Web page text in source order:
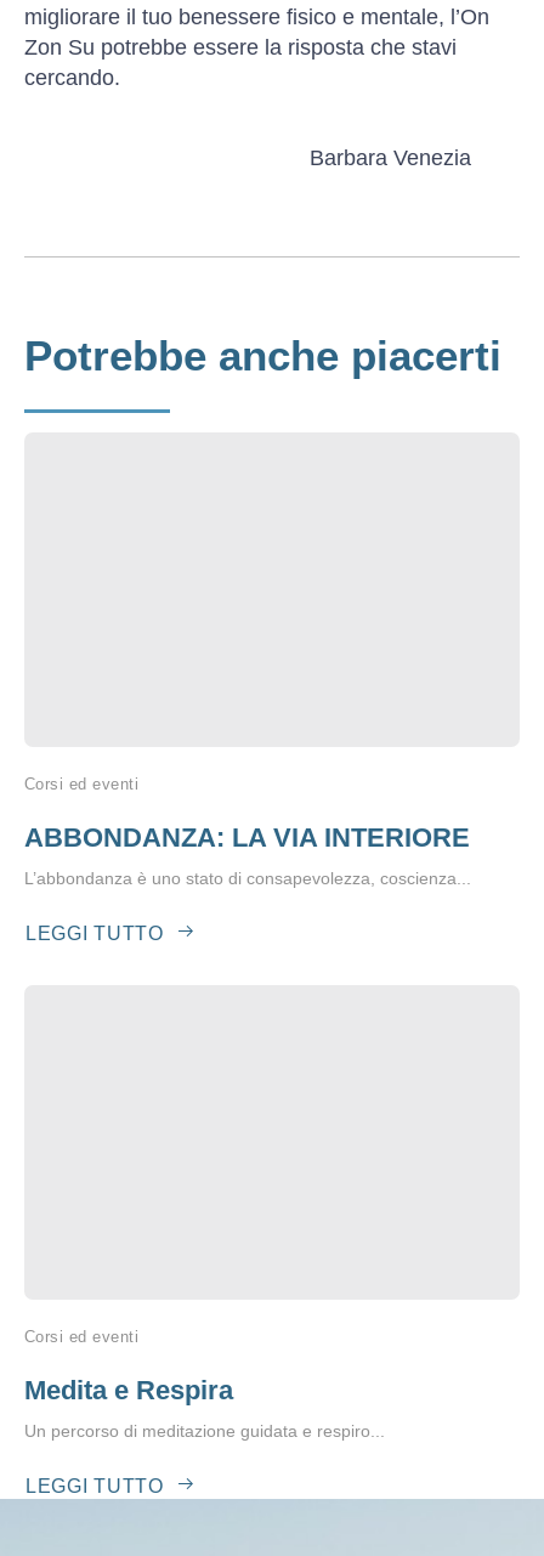
migliorare il tuo benessere fisico e mentale, l’On
Zon Su potrebbe essere la risposta che stavi
cercando.
Barbara Venezia
Potrebbe anche piacerti
Corsi ed eventi
ABBONDANZA: LA VIA INTERIORE
L’abbondanza è uno stato di consapevolezza, coscienza...
LEGGI TUTTO
Corsi ed eventi
Medita e Respira
Un percorso di meditazione guidata e respiro...
LEGGI TUTTO